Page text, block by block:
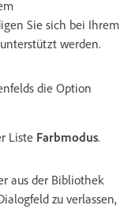
Sie sich bei Ihrem
werden.
die Option
Liste Farbmodus.
aus der Bibliothek
zu verlassen,